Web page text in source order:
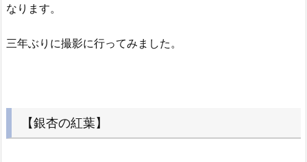
なります。
三年ぶりに撮影に行ってみました。
【銀杏の紅葉】